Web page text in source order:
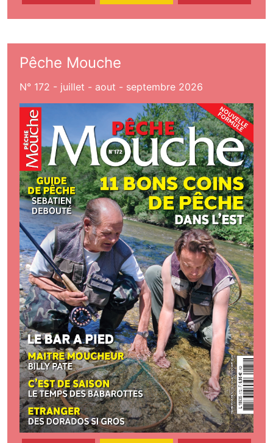
Pêche Mouche
N° 172 - juillet - aout - septembre 2026